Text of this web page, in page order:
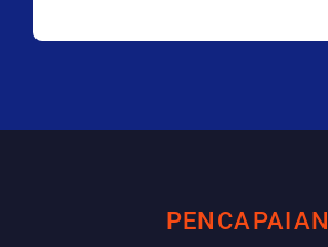
PENCAPAIAN